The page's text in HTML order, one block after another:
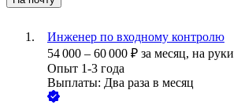
Инженер по входному контролю
54 000 – 60 000 ₽ за месяц, на руки
Опыт 1-3 года
Выплаты: Два раза в месяц